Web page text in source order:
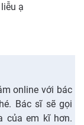
ạ
online với bác
Bác sĩ sẽ gọi
của em kĩ hơn.